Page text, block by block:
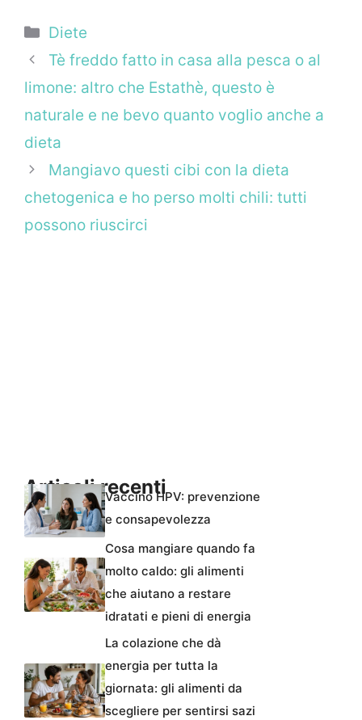
Categorie
Diete
Tè freddo fatto in casa alla pesca o al
limone: altro che Estathè, questo è
naturale e ne bevo quanto voglio anche a
dieta
Mangiavo questi cibi con la dieta
chetogenica e ho perso molti chili: tutti
possono riuscirci
Articoli recentiVaccino HPV: prevenzione
e consapevolezza
Cosa mangiare quando fa
molto caldo: gli alimenti
che aiutano a restare
idratati e pieni di energia
La colazione che dà
energia per tutta la
giornata: gli alimenti da
scegliere per sentirsi sazi